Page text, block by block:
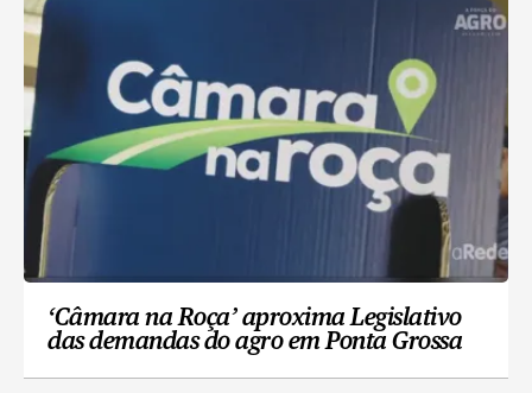
‘Câmara na Roça’ aproxima Legislativo
das demandas do agro em Ponta Grossa